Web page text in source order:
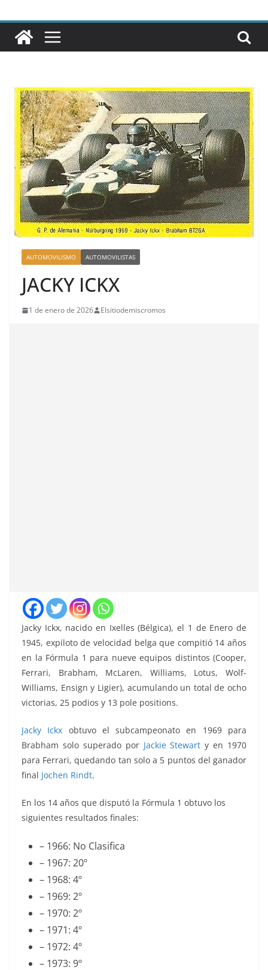
AUTOMOVILISMO AUTOMOVILISTAS
JACKY ICKX
1 de enero de 2026 Elsitiodemiscromos
Jacky Ickx, nacido en Ixelles (Bélgica), el 1 de Enero de
1945, expiloto de velocidad belga que compitió 14 años
en la Fórmula 1 para nueve equipos distintos (Cooper,
Ferrari, Brabham, McLaren, Williams, Lotus, Wolf-
Williams, Ensign y Ligier), acumulando un total de ocho
victorias, 25 podios y 13 pole positions.
Jacky Ickx obtuvo el subcampeonato en 1969 para
Brabham solo superado por Jackie Stewart y en 1970
para Ferrari, quedando tan solo a 5 puntos del ganador
final Jochen Rindt.
En los 14 años que disputó la Fórmula 1 obtuvo los
siguientes resultados finales:
– 1966: No Clasifica
– 1967: 20º
– 1968: 4º
– 1969: 2º
– 1970: 2º
– 1971: 4º
– 1972: 4º
– 1973: 9º